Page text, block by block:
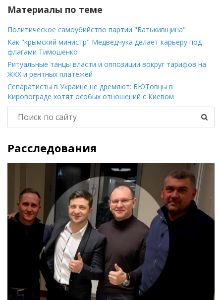
Материалы по теме
Политическое самоубийство партии "Батькивщина"
Как "крымский министр" Медведчука делает карьеру под
флагами Тимошенко
Ритуальные танцы власти и оппозиции вокруг тарифов на
ЖКХ и рентных платежей
Сепаратисты в Украине не дремлют: БЮТовцы в
Кировограде хотят особых отношений с Киевом
Расследования